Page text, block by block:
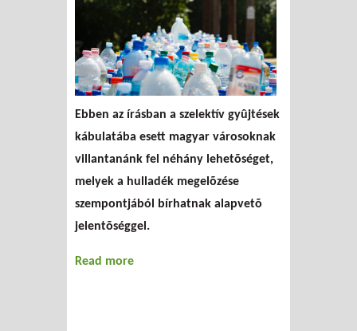
Ebben az írásban a szelektív gyûjtések
kábulatába esett magyar városoknak
villantanánk fel néhány lehetõséget,
melyek a hulladék megelõzése
szempontjából bírhatnak alapvetõ
jelentõséggel.
Read more